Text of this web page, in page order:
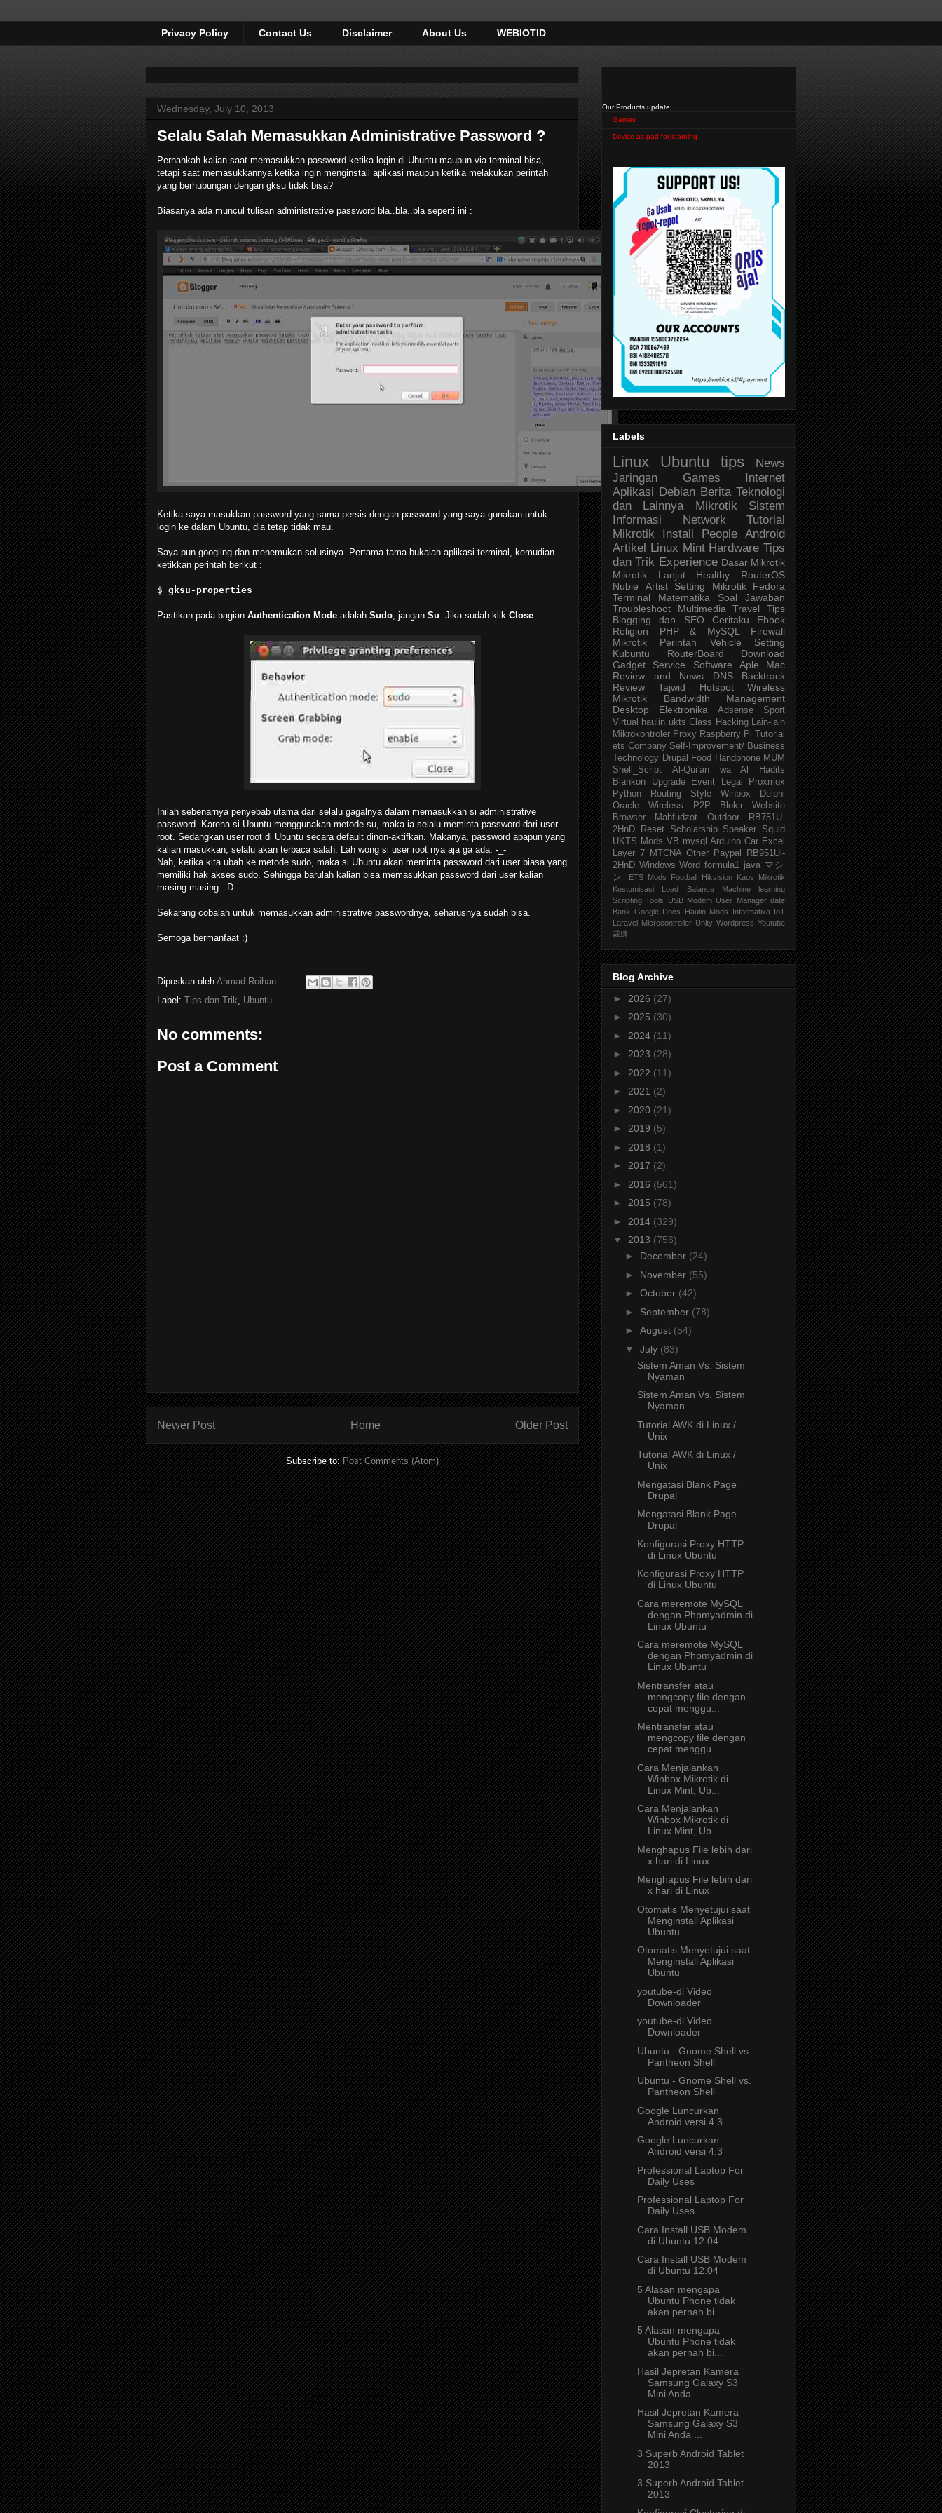
Privacy Policy Contact Us Disclaimer About Us WEBIOTID
Wednesday, July 10, 2013
Selalu Salah Memasukkan Administrative Password ?
Pernahkah kalian saat memasukkan password ketika login di Ubuntu maupun via terminal bisa,
tetapi saat memasukkannya ketika ingin menginstall aplikasi maupun ketika melakukan perintah
yang berhubungan dengan gksu tidak bisa?
Biasanya ada muncul tulisan administrative password bla..bla..bla seperti ini :
Ketika saya masukkan password yang sama persis dengan password yang saya gunakan untuk
login ke dalam Ubuntu, dia tetap tidak mau.
Saya pun googling dan menemukan solusinya. Pertama-tama bukalah aplikasi terminal, kemudian
ketikkan perintah berikut :
$ gksu-properties
Pastikan pada bagian Authentication Mode adalah Sudo , jangan Su . Jika sudah klik Close
Inilah sebenarnya penyebab utama dari selalu gagalnya dalam memasukkan si administrative
password. Karena si Ubuntu menggunakan metode su, maka ia selalu meminta password dari user
root. Sedangkan user root di Ubuntu secara default dinon-aktifkan. Makanya, password apapun yang
kalian masukkan, selalu akan terbaca salah. Lah wong si user root nya aja ga ada. -_-
Nah, ketika kita ubah ke metode sudo, maka si Ubuntu akan meminta password dari user biasa yang
memiliki hak akses sudo. Sehingga barulah kalian bisa memasukkan password dari user kalian
masing-masing. :D
Sekarang cobalah untuk memasukkan administrative passwordnya, seharusnya sudah bisa.
Semoga bermanfaat :)
Diposkan oleh Ahmad Roihan
Label: Tips dan Trik Ubuntu
No comments:
Post a Comment
Newer Post Older Post
Home
Subscribe to:Post Comments (Atom)
Our Products update:
Games
Device as pad for learning
Labels
Linux Ubuntu tips
News
Jaringan
Games
Internet
Aplikasi Debian Berita Teknologi
dan Lainnya
Mikrotik
Sistem
Informasi
Network
Tutorial
Mikrotik
Install People Android
Artikel
Linux Mint Hardware Tips
dan Trik Experience Dasar Mikrotik
Mikrotik Lanjut
Healthy
RouterOS
Nubie
Artist Setting Mikrotik
Fedora
Terminal
Matematika
Soal Jawaban
Troubleshoot
Multimedia Travel
Tips
Blogging dan SEO
Ceritaku
Ebook
Religion
PHP & MySQL
Firewall
Mikrotik
Perintah Vehicle
Setting
Kubuntu
RouterBoard
Download
Gadget
Service Software
Aple Mac
Review and News
DNS
Backtrack
Review
Tajwid Hotspot
Wireless
Mikrotik
Bandwidth Management
Desktop
Elektronika Adsense
Sport
Virtual
haulin ukts Class Hacking Lain-lain
Mikrokontroler Proxy Raspberry Pi
Tutorial
ets Company Self-Improvement/ Business
Technology Drupal Food Handphone MUM
Shell_Script
Al-Qur'an wa Al Hadits
Blankon
Upgrade Event Legal
Proxmox
Python
Routing Style Winbox
Delphi
Oracle
Wireless P2P
Blokir Website
Browser
Mahfudzot Outdoor
RB751U-
2HnD
Reset Scholarship Speaker
Squid
UKTS Mods VB mysql Arduino Car Excel
Layer 7
MTCNA Other Paypal
RB951Ui-
2HnD Windows Word formula1 java マシ
ン
ETS Mods Football Hikvision Kaos Mikrotik
Kostumisasi
Load Balance
Machine learning
Scripting Tools USB Modem User Manager date
Bank Google Docs Haulin Mods Informatika IoT
Laravel Microcontroller Unity Wordpress Youtube
裁縫
Blog Archive
► 2026 (27)
► 2025 (30)
► 2024 (11)
► 2023 (28)
► 2022 (11)
► 2021 (2)
► 2020 (21)
► 2019 (5)
► 2018 (1)
► 2017 (2)
► 2016 (561)
► 2015 (78)
► 2014 (329)
▼ 2013 (756)
► December (24)
► November (55)
► October (42)
► September (78)
► August (54)
▼ July (83)
Sistem Aman Vs. Sistem
Nyaman
Sistem Aman Vs. Sistem
Nyaman
Tutorial AWK di Linux /
Unix
Tutorial AWK di Linux /
Unix
Mengatasi Blank Page
Drupal
Mengatasi Blank Page
Drupal
Konfigurasi Proxy HTTP
di Linux Ubuntu
Konfigurasi Proxy HTTP
di Linux Ubuntu
Cara meremote MySQL
dengan Phpmyadmin di
Linux Ubuntu
Cara meremote MySQL
dengan Phpmyadmin di
Linux Ubuntu
Mentransfer atau
mengcopy file dengan
cepat menggu...
Mentransfer atau
mengcopy file dengan
cepat menggu...
Cara Menjalankan
Winbox Mikrotik di
Linux Mint, Ub...
Cara Menjalankan
Winbox Mikrotik di
Linux Mint, Ub...
Menghapus File lebih dari
x hari di Linux
Menghapus File lebih dari
x hari di Linux
Otomatis Menyetujui saat
Menginstall Aplikasi
Ubuntu
Otomatis Menyetujui saat
Menginstall Aplikasi
Ubuntu
youtube-dl Video
Downloader
youtube-dl Video
Downloader
Ubuntu - Gnome Shell vs.
Pantheon Shell
Ubuntu - Gnome Shell vs.
Pantheon Shell
Google Luncurkan
Android versi 4.3
Google Luncurkan
Android versi 4.3
Professional Laptop For
Daily Uses
Professional Laptop For
Daily Uses
Cara Install USB Modem
di Ubuntu 12.04
Cara Install USB Modem
di Ubuntu 12.04
5 Alasan mengapa
Ubuntu Phone tidak
akan pernah bi...
5 Alasan mengapa
Ubuntu Phone tidak
akan pernah bi...
Hasil Jepretan Kamera
Samsung Galaxy S3
Mini Anda ...
Hasil Jepretan Kamera
Samsung Galaxy S3
Mini Anda ...
3 Superb Android Tablet
2013
3 Superb Android Tablet
2013